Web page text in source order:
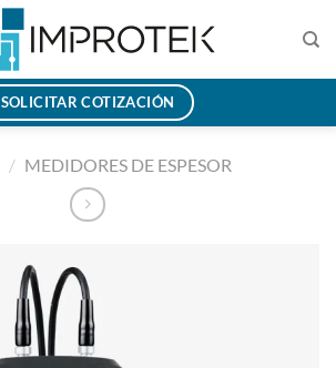
SOLICITAR COTIZACIÓN
/ MEDIDORES DE ESPESOR